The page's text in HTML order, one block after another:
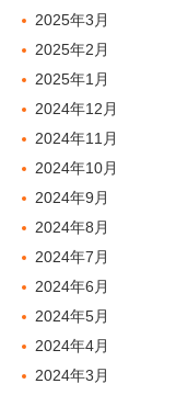
2025年3月
2025年2月
2025年1月
2024年12月
2024年11月
2024年10月
2024年9月
2024年8月
2024年7月
2024年6月
2024年5月
2024年4月
2024年3月